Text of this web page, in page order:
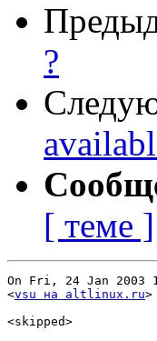
?
[ теме ]
On Fri, 24 Jan 2003
<vsu на altlinux.ru>
<skipped>